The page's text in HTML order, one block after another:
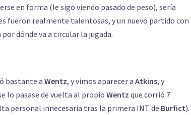
en forma (le sigo viendo pasado de peso), sería
fueron realmente talentosas, y un nuevo partido con
dónde va a circular la jugada.
bastante a Wentz, y vimos aparecer a Atkins, y
lo pasase de vuelta al propio Wentz que corrió 7
personal innecesaria tras la primera INT de Burfict).